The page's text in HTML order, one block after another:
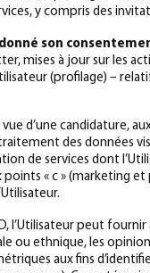
y compris des
son
mises à jour sur les
(profilage) –
d’une candidature,
des données
de services dont
points « c » (marketing
l’Utilisateur peut
ou ethnique, les
aux fins